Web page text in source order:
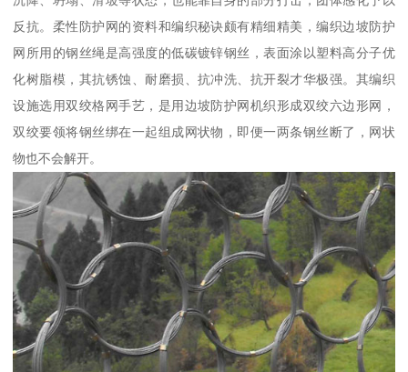
反抗。柔性防护网的资料和编织秘诀颇有精细精美，编织边坡防护
网所用的钢丝绳是高强度的低碳镀锌钢丝，表面涂以塑料高分子优
化树脂模，其抗锈蚀、耐磨损、抗冲洗、抗开裂才华极强。其编织
设施选用双绞格网手艺，是用边坡防护网机织形成双绞六边形网，
双绞要领将钢丝绑在一起组成网状物，即便一两条钢丝断了，网状
物也不会解开。